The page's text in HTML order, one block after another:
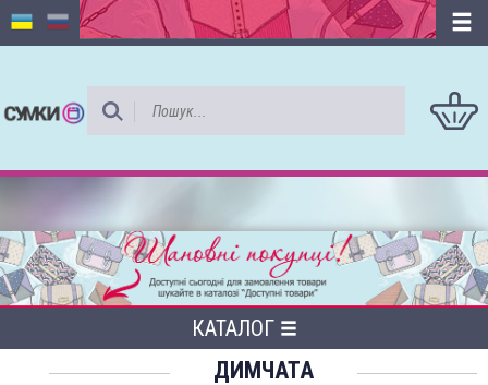
КАТАЛОГ
ДИМЧАТА